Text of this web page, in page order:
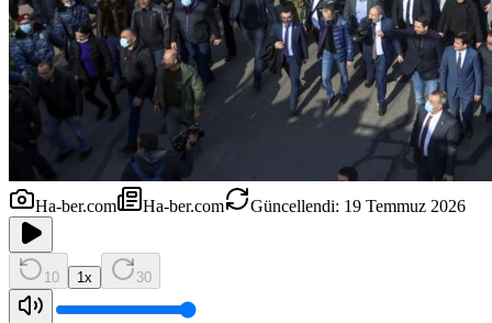
Ha-ber.com Ha-ber.com Güncellendi: 19 Temmuz 2026
10 1 x 30